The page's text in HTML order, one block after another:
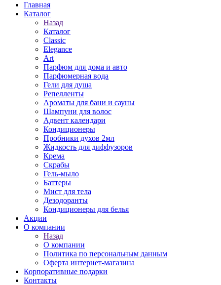
Главная
Каталог
Назад
Каталог
Classic
Elegance
Art
Парфюм для дома и авто
Парфюмерная вода
Гели для душа
Репелленты
Ароматы для бани и сауны
Шампуни для волос
Адвент календари
Кондиционеры
Пробники духов 2мл
Жидкость для диффузоров
Крема
Скрабы
Гель-мыло
Баттеры
Мист для тела
Дезодоранты
Кондиционеры для белья
Акции
О компании
Назад
О компании
Политика по персональным данным
Оферта интернет-магазина
Корпоративные подарки
Контакты